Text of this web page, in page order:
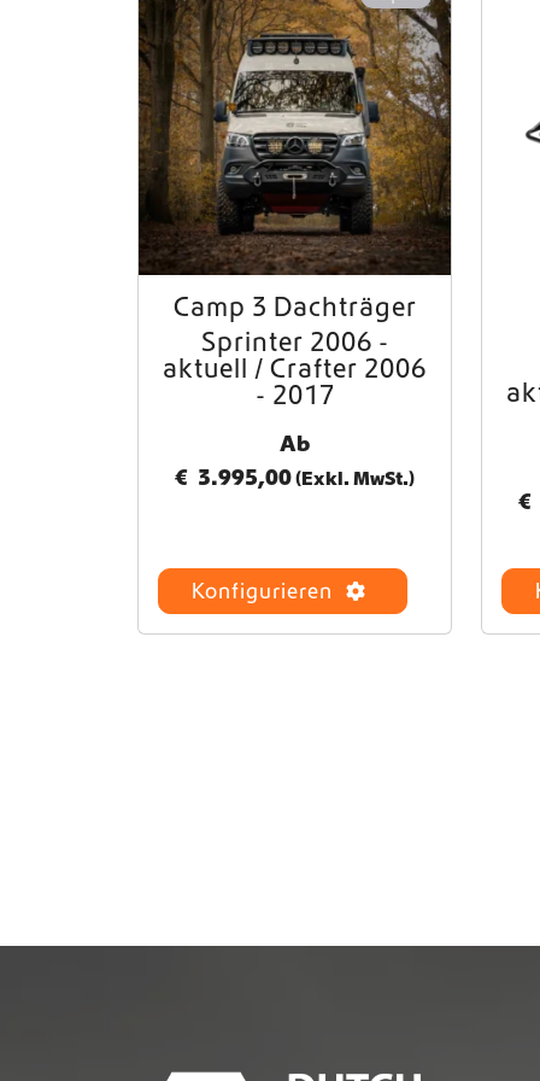
Camp 3 Dachträger
Sprinter 2006 -
aktuell / Crafter 2006
- 2017
Ab
€ 3.995,00(Exkl. MwSt.)
Konfigurieren
€